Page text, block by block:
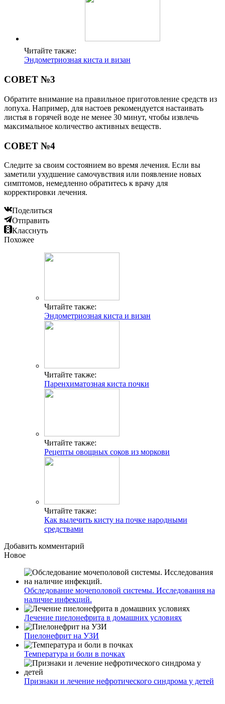
Читайте также:
Эндометриозная киста и визан
СОВЕТ №3
Обратите внимание на правильное приготовление средств из
лопуха. Например, для настоев рекомендуется настаивать
листья в горячей воде не менее 30 минут, чтобы извлечь
максимальное количество активных веществ.
СОВЕТ №4
Следите за своим состоянием во время лечения. Если вы
заметили ухудшение самочувствия или появление новых
симптомов, немедленно обратитесь к врачу для
корректировки лечения.
Поделиться
Отправить
Класснуть
Похожее
Читайте также:
Эндометриозная киста и визан
Читайте также:
Паренхиматозная киста почки
Читайте также:
Рецепты овощных соков из моркови
Читайте также:
Как вылечить кисту на почке народными
средствами
Добавить комментарий
Новое
Обследование мочеполовой системы. Исследования на
наличие инфекций.
Лечение пиелонефрита в домашних условиях
Пиелонефрит на УЗИ
Температура и боли в почках
Признаки и лечение нефротического синдрома у детей